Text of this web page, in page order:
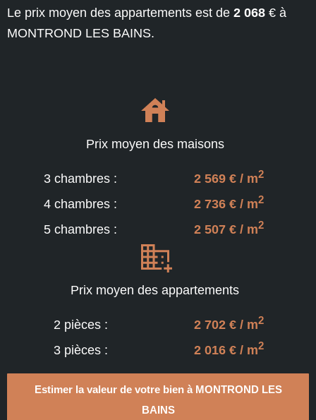
Le prix moyen des appartements est de 2 068 € à
MONTROND LES BAINS.
Prix moyen des maisons
3 chambres : 2 569 € / m2
4 chambres : 2 736 € / m2
5 chambres : 2 507 € / m2
Prix moyen des appartements
2 pièces : 2 702 € / m2
3 pièces : 2 016 € / m2
Estimer la valeur de votre bien à MONTROND LES
BAINS